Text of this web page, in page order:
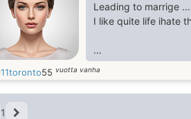
Leading to marrige
I like quite life ihate
Iwish to have good
about me.....
11toronto55 vuotta vanha
1